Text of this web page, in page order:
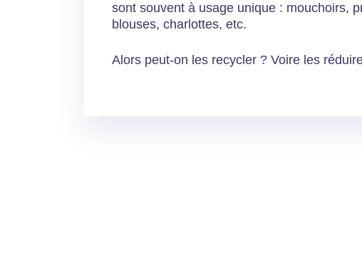
sont souvent à usage unique : mouchoirs,
blouses, charlottes, etc.
Alors peut-on les recycler ? Voire les